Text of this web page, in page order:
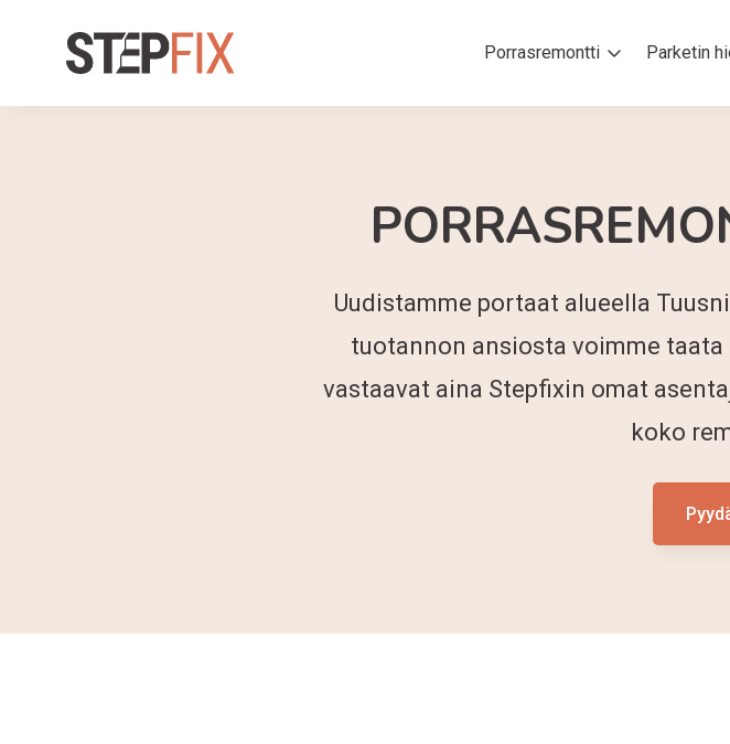
Porrasremontti Parketin
Uudistamme portaat alueella
tuotannon ansiosta voimme
vastaavat aina Stepfixin omat
koko